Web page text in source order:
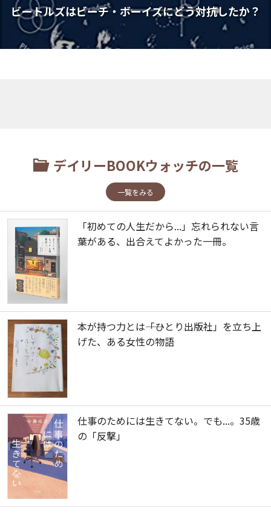
ビートルズはビーチ・ボーイズにどう対抗したか？
デイリーBOOKウォッチの一覧
一覧をみる
「初めての人生だから...」忘れられない言
葉がある、出合えてよかった一冊。
本が持つ力とは――「ひとり出版社」を立ち上
げた、ある女性の物語
仕事のためには生きてない。でも...。35歳
の「反撃」